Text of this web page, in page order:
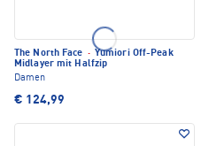
The North Face · Yumiori Off-Peak
Midlayer mit Halfzip
Damen
€ 124,99